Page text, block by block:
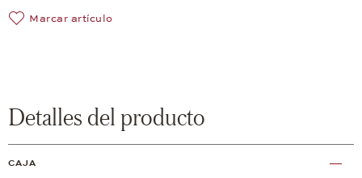
Marcar artículo
Detalles del producto
CAJA